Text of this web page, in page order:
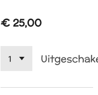
€ 25,00